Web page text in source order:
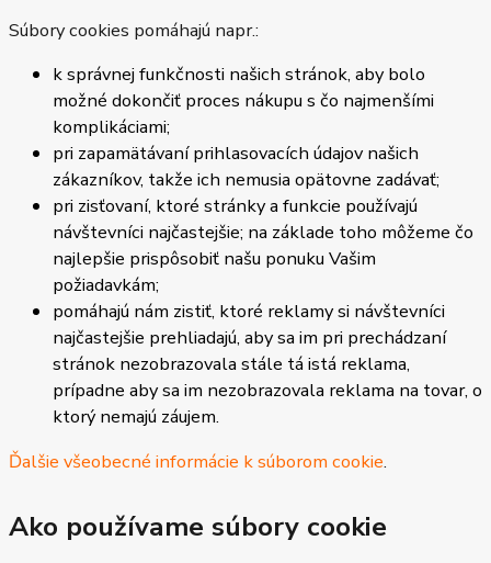
Súbory cookies pomáhajú napr.:
k správnej funkčnosti našich stránok, aby bolo
možné dokončiť proces nákupu s čo najmenšími
komplikáciami;
pri zapamätávaní prihlasovacích údajov našich
zákazníkov, takže ich nemusia opätovne zadávať;
pri zisťovaní, ktoré stránky a funkcie používajú
návštevníci najčastejšie; na základe toho môžeme čo
najlepšie prispôsobiť našu ponuku Vašim
požiadavkám;
pomáhajú nám zistiť, ktoré reklamy si návštevníci
najčastejšie prehliadajú, aby sa im pri prechádzaní
stránok nezobrazovala stále tá istá reklama,
prípadne aby sa im nezobrazovala reklama na tovar, o
ktorý nemajú záujem.
Ďalšie všeobecné informácie k súborom cookie.
Ako používame súbory cookie